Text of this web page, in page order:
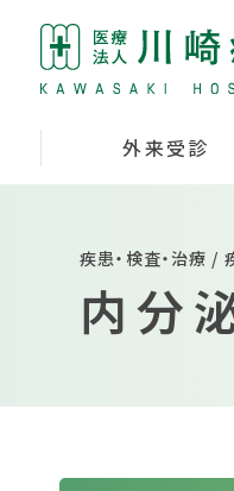
外来受診
疾患・検査・治療 /
内分